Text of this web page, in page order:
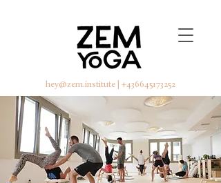
hey@zem.institute| +436645173252